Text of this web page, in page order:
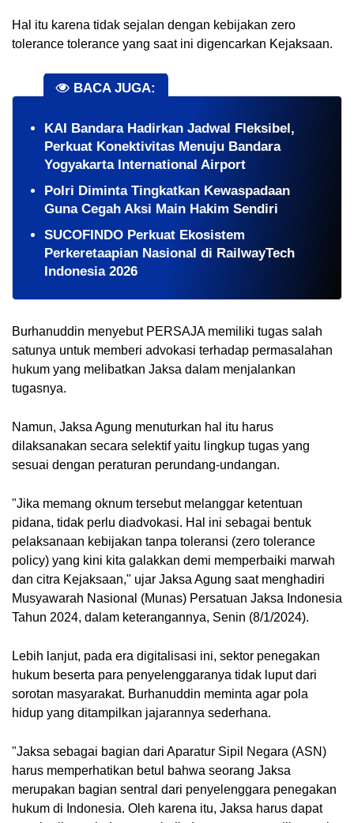
Hal itu karena tidak sejalan dengan kebijakan zero
tolerance tolerance yang saat ini digencarkan Kejaksaan.
BACA JUGA:
KAI Bandara Hadirkan Jadwal Fleksibel,
Perkuat Konektivitas Menuju Bandara
Yogyakarta International Airport
Polri Diminta Tingkatkan Kewaspadaan
Guna Cegah Aksi Main Hakim Sendiri
SUCOFINDO Perkuat Ekosistem
Perkeretaapian Nasional di RailwayTech
Indonesia 2026
Burhanuddin menyebut PERSAJA memiliki tugas salah
satunya untuk memberi advokasi terhadap permasalahan
hukum yang melibatkan Jaksa dalam menjalankan
tugasnya.
Namun, Jaksa Agung menuturkan hal itu harus
dilaksanakan secara selektif yaitu lingkup tugas yang
sesuai dengan peraturan perundang-undangan.
"Jika memang oknum tersebut melanggar ketentuan
pidana, tidak perlu diadvokasi. Hal ini sebagai bentuk
pelaksanaan kebijakan tanpa toleransi (zero tolerance
policy) yang kini kita galakkan demi memperbaiki marwah
dan citra Kejaksaan," ujar Jaksa Agung saat menghadiri
Musyawarah Nasional (Munas) Persatuan Jaksa Indonesia
Tahun 2024, dalam keterangannya, Senin (8/1/2024).
Lebih lanjut, pada era digitalisasi ini, sektor penegakan
hukum beserta para penyelenggaranya tidak luput dari
sorotan masyarakat. Burhanuddin meminta agar pola
hidup yang ditampilkan jajarannya sederhana.
"Jaksa sebagai bagian dari Aparatur Sipil Negara (ASN)
harus memperhatikan betul bahwa seorang Jaksa
merupakan bagian sentral dari penyelenggara penegakan
hukum di Indonesia. Oleh karena itu, Jaksa harus dapat